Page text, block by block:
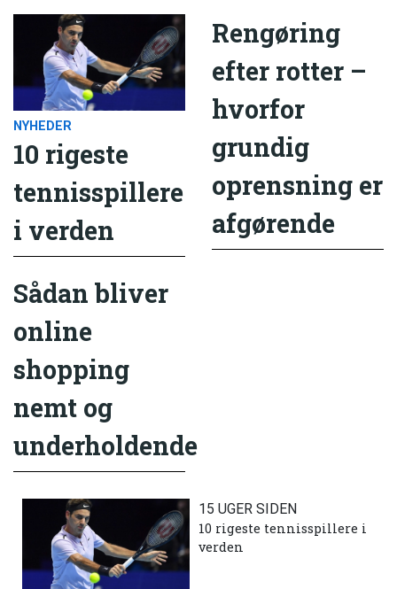
NYHEDER
10 rigeste
tennisspillere
i verden
Rengøring
efter rotter –
hvorfor
grundig
oprensning er
afgørende
Sådan bliver
online
shopping
nemt og
underholdende
15 UGER SIDEN
10 rigeste tennisspillere i
verden